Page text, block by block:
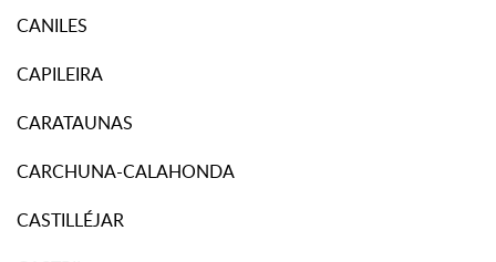
CANILES
CAPILEIRA
CARATAUNAS
CARCHUNA-CALAHONDA
CASTILLÉJAR